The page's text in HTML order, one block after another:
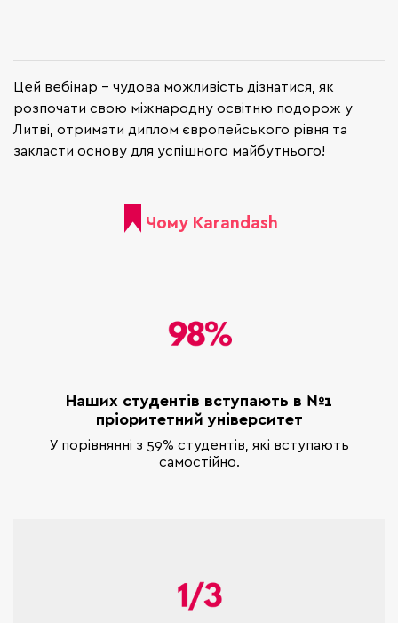
Цей вебінар – чудова можливість дізнатися, як
розпочати свою міжнародну освітню подорож у
Литві, отримати диплом європейського рівня та
закласти основу для успішного майбутнього!
Чому Karandash
Наших студентів вступають в №1
пріоритетний університет
У порівнянні з 59% студентів, які вступають
самостійно.